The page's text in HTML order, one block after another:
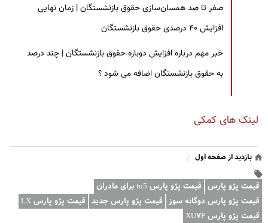
صفر تا صد همسان‌سازی حقوق بازنشستگان | زمان نهایی
افزایش ۴۰ درصدی حقوق بازنشستگان
خبر مهم درباره افزایش دوباره حقوق بازنشستگان | چند درصد
به حقوق بازنشستگان اضافه می شود ؟
لینک های کمکی
بازدید از صفحه اول /
قیمت پژو پارس قیمت پژو پارس tu5 برای مادران
قیمت پژو پارس دوگانه سوز قیمت پژو پارس جدید قیمت پژو پارس LX
قیمت پژو پارس XU۷P